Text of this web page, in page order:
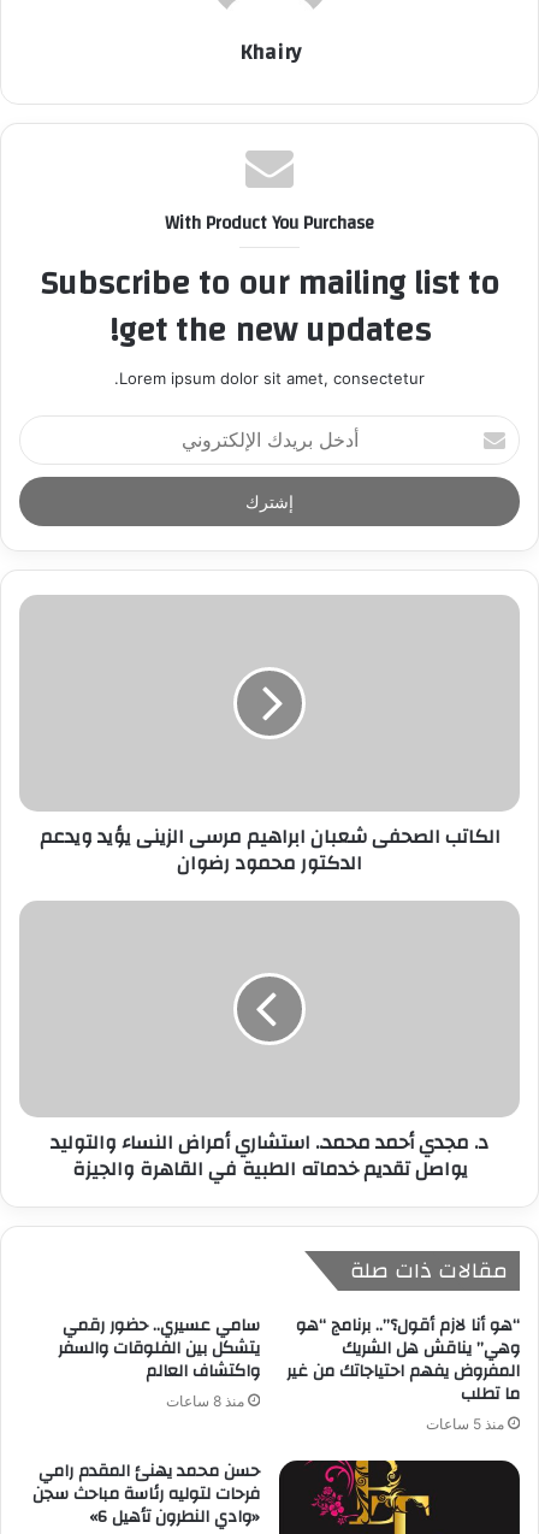
Khairy
With Product You Purchase
Subscribe to our mailing list to
get the new updates!
Lorem ipsum dolor sit amet, consectetur.
أ
د
خ
ل
ر
د
ر
الكاتب الصحفى شعبان ابراهيم مرسى الزينى يؤيد ويدعم
الدكتور محمود رضوان
د. مجدي أحمد محمد.. استشاري أمراض النساء والتوليد
يواصل تقديم خدماته الطبية في القاهرة والجيزة
مقالات ذات صلة
“هو أنا لازم أقول؟”.. برنامج “هو
وهي” يناقش هل الشريك
المفروض يفهم احتياجاتك من غير
ما تطلب
منذ 5 ساعات
سامي عسيري.. حضور رقمي
يتشكل بين الفلوقات والسفر
واكتشاف العالم
منذ 8 ساعات
حسن محمد يهنئ المقدم رامي
فرحات لتوليه رئاسة مباحث سجن
«وادي النطرون تأهيل 6»